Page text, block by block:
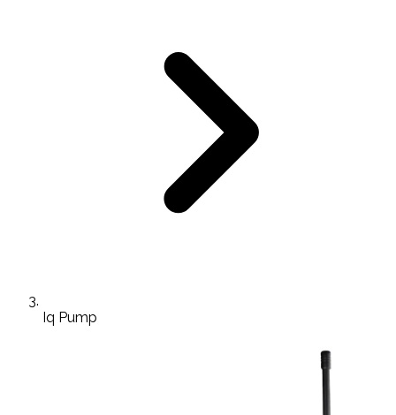
Iq Pump